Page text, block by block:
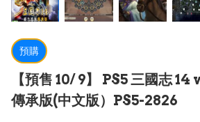
預購
【預售 10/ 9】 PS5 三國志
傳承版(中文版）PS5-2826